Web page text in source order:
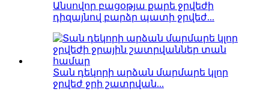
Անսովոր բացօթյա քարե ջրվեժի
դիզայնով բարձր պատի ջրվեժ...
Տան դեկորի արձան մարմարե կլոր
ջրվեժ ջրի շատրվան...